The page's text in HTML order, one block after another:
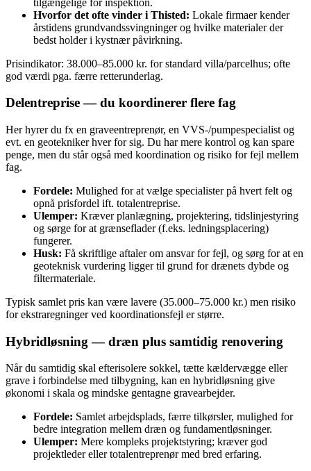
Hvorfor det ofte vinder i Thisted: Lokale firmaer kender
årstidens grundvandssvingninger og hvilke materialer der
bedst holder i kystnær påvirkning.
Prisindikator: 38.000–85.000 kr. for standard villa/parcelhus; ofte
god værdi pga. færre retterunderlag.
Delentreprise — du koordinerer flere fag
Her hyrer du fx en graveentreprenør, en VVS‑/pumpespecialist og
evt. en geotekniker hver for sig. Du har mere kontrol og kan spare
penge, men du står også med koordination og risiko for fejl mellem
fag.
Fordele: Mulighed for at vælge specialister på hvert felt og
opnå prisfordel ift. totalentreprise.
Ulemper: Kræver planlægning, projektering, tidslinjestyring
og sørge for at grænseflader (f.eks. ledningsplacering)
fungerer.
Husk: Få skriftlige aftaler om ansvar for fejl, og sørg for at en
geoteknisk vurdering ligger til grund for drænets dybde og
filtermateriale.
Typisk samlet pris kan være lavere (35.000–75.000 kr.) men risiko
for ekstraregninger ved koordinationsfejl er større.
Hybridløsning — dræn plus samtidig renovering
Når du samtidig skal efterisolere sokkel, tætte kældervægge eller
grave i forbindelse med tilbygning, kan en hybridløsning give
økonomi i skala og mindske gentagne gravearbejder.
Fordele: Samlet arbejdsplads, færre tilkørsler, mulighed for
bedre integration mellem dræn og fundamentløsninger.
Ulemper: Mere kompleks projektstyring; kræver god
projektleder eller totalentreprenør med bred erfaring.